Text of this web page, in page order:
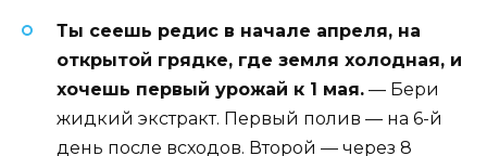
Ты сеешь редис в начале апреля, на
открытой грядке, где земля холодная, и
хочешь первый урожай к 1 мая. — Бери
жидкий экстракт. Первый полив — на 6-й
день после всходов. Второй — через 8